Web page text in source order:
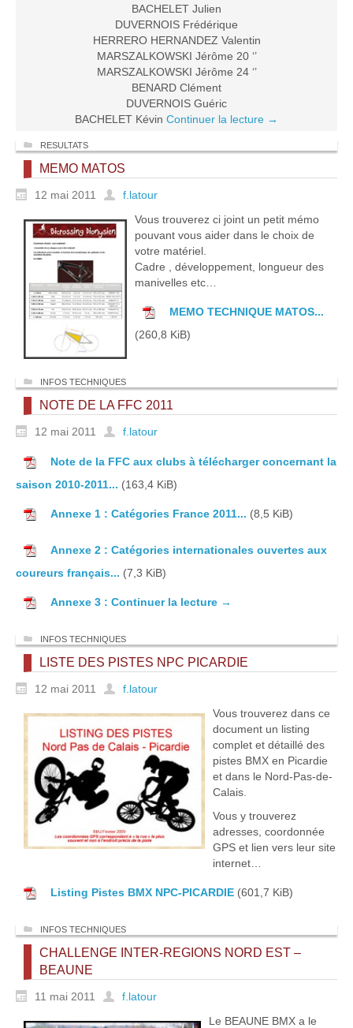
BACHELET Julien
DUVERNOIS Frédérique
HERRERO HERNANDEZ Valentin
MARSZALKOWSKI Jérôme 20 ‘’
MARSZALKOWSKI Jérôme 24 ‘’
BENARD Clément
DUVERNOIS Guéric
BACHELET Kévin Continuer la lecture →
RESULTATS
MEMO MATOS
12 mai 2011
f.latour
Vous trouverez ci joint un petit mémo
pouvant vous aider dans le choix de
votre matériel.
Cadre , développement, longueur des
manivelles etc…
MEMO TECHNIQUE MATOS...
(260,8 KiB)
INFOS TECHNIQUES
NOTE DE LA FFC 2011
12 mai 2011 f.latour
Note de la FFC aux clubs à télécharger concernant la
saison 2010-2011... (163,4 KiB)
Annexe 1 : Catégories France 2011... (8,5 KiB)
Annexe 2 : Catégories internationales ouvertes aux
coureurs français... (7,3 KiB)
Annexe 3 : Continuer la lecture →
INFOS TECHNIQUES
LISTE DES PISTES NPC PICARDIE
12 mai 2011
f.latour
Vous trouverez dans ce
document un listing
complet et détaillé des
pistes BMX en Picardie
et dans le Nord-Pas-de-
Calais.
Vous y trouverez
adresses, coordonnée
GPS et lien vers leur site
internet…
Listing Pistes BMX NPC-PICARDIE (601,7 KiB)
INFOS TECHNIQUES
CHALLENGE INTER-REGIONS NORD EST –
BEAUNE
11 mai 2011
f.latour
Le BEAUNE BMX a le